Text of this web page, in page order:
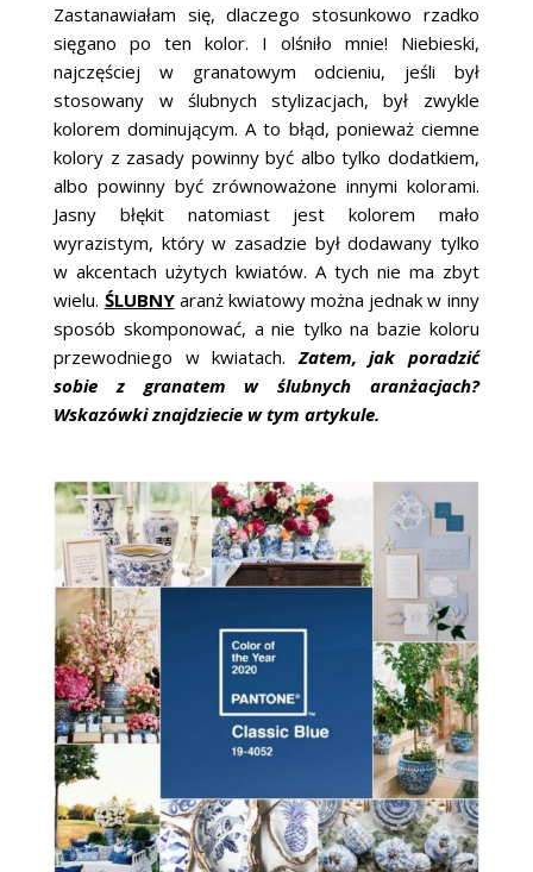
Zastanawiałam się, dlaczego stosunkowo rzadko
sięgano po ten kolor. I olśniło mnie! Niebieski,
najczęściej w granatowym odcieniu, jeśli był
stosowany w ślubnych stylizacjach, był zwykle
kolorem dominującym. A to błąd, ponieważ ciemne
kolory z zasady powinny być albo tylko dodatkiem,
albo powinny być zrównoważone innymi kolorami.
Jasny błękit natomiast jest kolorem mało
wyrazistym, który w zasadzie był dodawany tylko
w akcentach użytych kwiatów. A tych nie ma zbyt
wielu. ŚLUBNYaranż kwiatowy można jednak w inny
sposób skomponować, a nie tylko na bazie koloru
przewodniego w kwiatach.Zatem, jak poradzić
sobie z granatem w ślubnych aranżacjach?
Wskazówki znajdziecie w tym artykule.